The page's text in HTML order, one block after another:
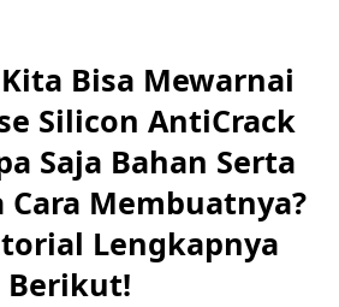
Bisa Mewarnai
Silicon AntiCrack
Saja Bahan Serta
Cara Membuatnya?
Lengkapnya
Berikut!